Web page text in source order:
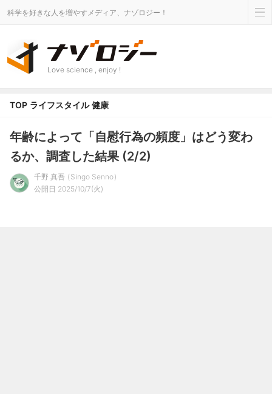
科学を好きな人を増やすメディア、ナゾロジー！
Love science , enjoy !
TOP ライフスタイル 健康
年齢によって「自慰行為の頻度」はどう変わ
るか、調査した結果 (2/2)
千野 真吾
Singo Senno
公開日 2025/10/7(火)